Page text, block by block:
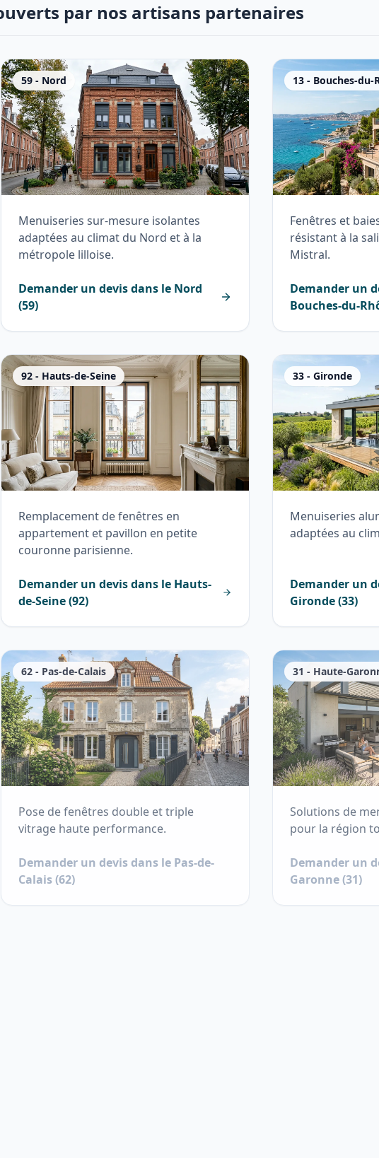
par nos artisans partenaires
59 - Nord
Menuiseries sur-mesure isolantes
adaptées au climat du Nord et à la
métropole lilloise.
Demander un devis dans le Nord
(59)
13 - Bouches-du-
Fenêtres et
résistant à la
Mistral.
Demander un
Bouches-du-
92 - Hauts-de-Seine
Remplacement de fenêtres en
appartement et pavillon en petite
couronne parisienne.
Demander un devis dans le Hauts-
de-Seine(92)
33 - Gironde
Menuiseries
adaptées au
Demander un
Gironde(33)
62 - Pas-de-Calais
Pose de fenêtres double et triple
vitrage haute performance.
Demander un devis dans le Pas-de-
Calais(62)
31 - Haute-
Solutions de
pour la région
Demander un
Garonne(31)